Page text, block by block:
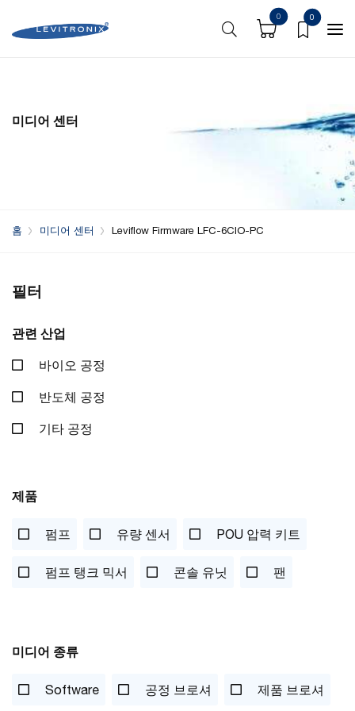
0 0
미디어 센터
홈 미디어 센터 Leviflow Firmware LFC-6CIO-PC
필터
관련 산업
바이오 공정
반도체 공정
기타 공정
제품
펌프 유량 센서 POU 압력 키트
펌프 탱크 믹서 콘솔 유닛 팬
미디어 종류
Software 공정 브로셔 제품 브로셔